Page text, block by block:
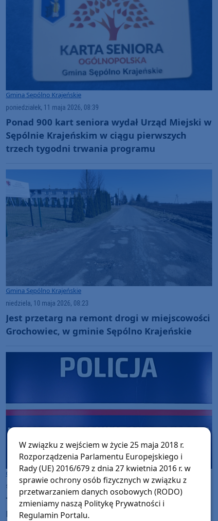
Gmina Sępólno Krajeńskie
poniedziałek, 11 maja 2026, 08:39
Ponad 900 kart seniora wydał Urząd Miejski w
Sępólnie Krajeńskim w ciągu pierwszych
trzech tygodni trwania programu
Gmina Sępólno Krajeńskie
niedziela, 10 maja 2026, 08:23
Jest przetarg na remont drogi w miejscowości
Grochowiec, w gminie Sępólno Krajeńskie
Gmina Sępólno Krajeńskie
środa, 8 kwietnia 2026, 15:59
Tragiczny wypadek w gminie Sępólno
Krajeńskie. Nie żyje 70-letni mężczyzna
W związku z wejściem w życie 25 maja 2018 r.
Rozporządzenia Parlamentu Europejskiego i
Rady (UE) 2016/679 z dnia 27 kwietnia 2016 r. w
sprawie ochrony osób fizycznych w związku z
przetwarzaniem danych osobowych (RODO)
zmieniamy naszą Politykę Prywatności i
Regulamin Portalu.